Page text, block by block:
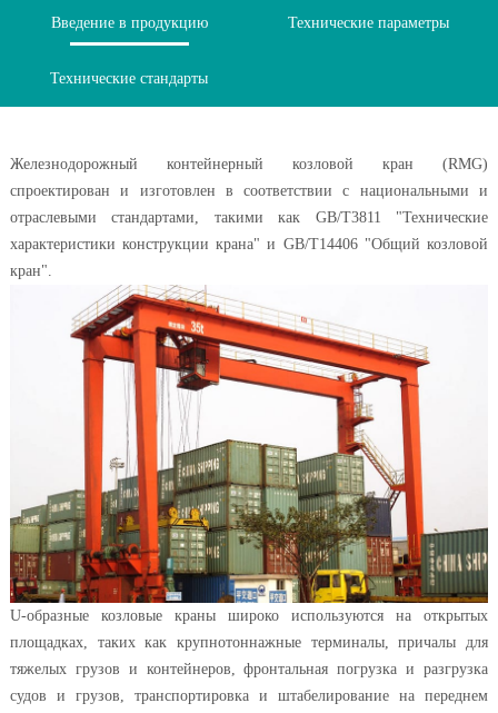
Введение в продукцию Технические параметры
Технические стандарты
Железнодорожный контейнерный козловой кран (RMG)
спроектирован и изготовлен в соответствии с национальными и
отраслевыми стандартами, такими как GB/T3811 "Технические
характеристики конструкции крана" и GB/T14406 "Общий козловой
кран".
U-образные козловые краны широко используются на открытых
площадках, таких как крупнотоннажные терминалы, причалы для
тяжелых грузов и контейнеров, фронтальная погрузка и разгрузка
судов и грузов, транспортировка и штабелирование на переднем